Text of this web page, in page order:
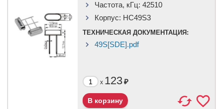
Частота, кГц: 42510
Корпус: HC49S3
ТЕХНИЧЕСКАЯ ДОКУМЕНТАЦИЯ:
49S[SDE].pdf
x 123₽